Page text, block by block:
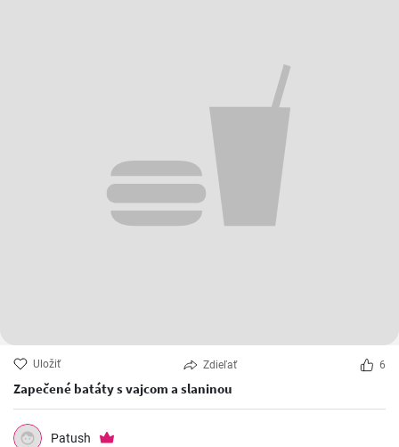
Uložiť Zdieľať 6
Zapečené batáty s vajcom a slaninou
Patush